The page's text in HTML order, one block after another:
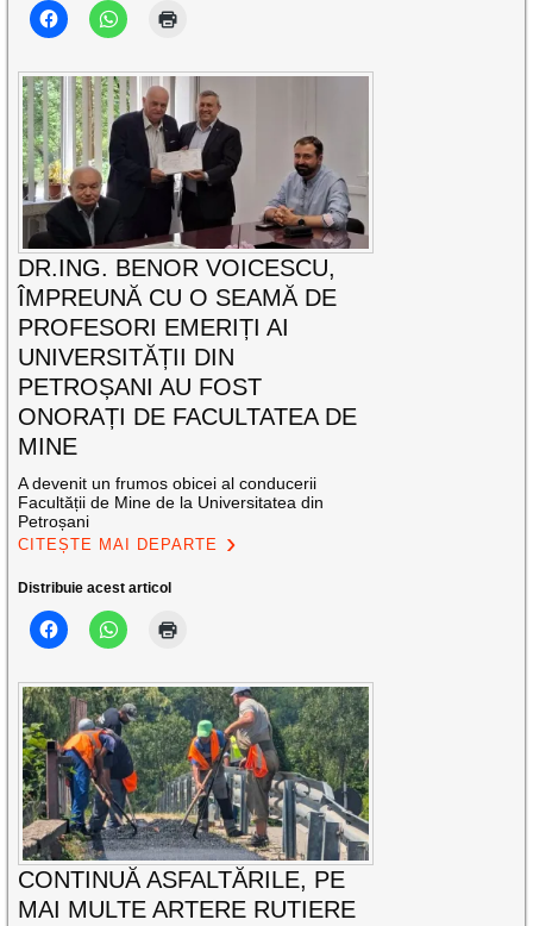
DR.ING. BENOR VOICESCU,
ÎMPREUNĂ CU O SEAMĂ DE
PROFESORI EMERIȚI AI
UNIVERSITĂȚII DIN
PETROȘANI AU FOST
ONORAȚI DE FACULTATEA DE
MINE
A devenit un frumos obicei al conducerii
Facultății de Mine de la Universitatea din
Petroșani
CITEȘTE MAI DEPARTE
Distribuie acest articol
CONTINUĂ ASFALTĂRILE, PE
MAI MULTE ARTERE RUTIERE